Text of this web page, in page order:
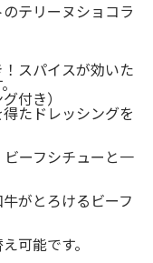
テリーヌショコラ
スパイスが効いた
付き）
たドレッシングを
ーフシチューと一
がとろけるビーフ
可能です。